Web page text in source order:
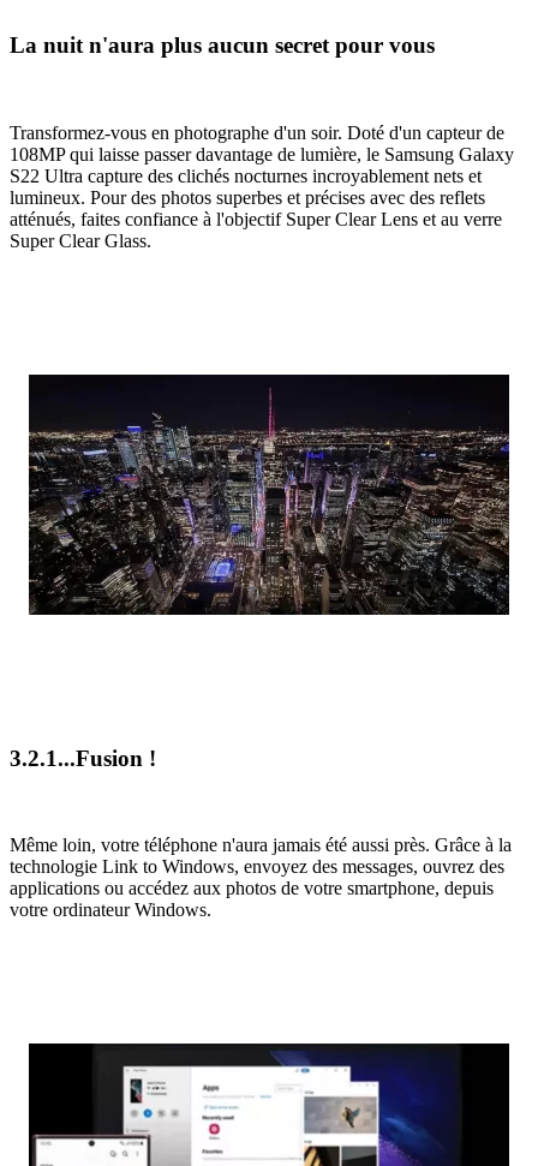
La nuit n'aura plus aucun secret pour vous
Transformez-vous en photographe d'un soir. Doté d'un capteur de
108MP qui laisse passer davantage de lumière, le Samsung Galaxy
S22 Ultra capture des clichés nocturnes incroyablement nets et
lumineux. Pour des photos superbes et précises avec des reflets
atténués, faites confiance à l'objectif Super Clear Lens et au verre
Super Clear Glass.
3.2.1...Fusion !
Même loin, votre téléphone n'aura jamais été aussi près. Grâce à la
technologie Link to Windows, envoyez des messages, ouvrez des
applications ou accédez aux photos de votre smartphone, depuis
votre ordinateur Windows.